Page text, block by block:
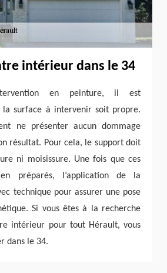
intérieur dans le 34
en peinture, il est
la surface à intervenir soit propre.
ne présenter aucun dommage
résultat. Pour cela, le support doit
ni moisissure. Une fois que ces
préparés, l’application de la
technique pour assurer une pose
Si vous êtes à la recherche
intérieur pour tout Hérault, vous
dans le 34.